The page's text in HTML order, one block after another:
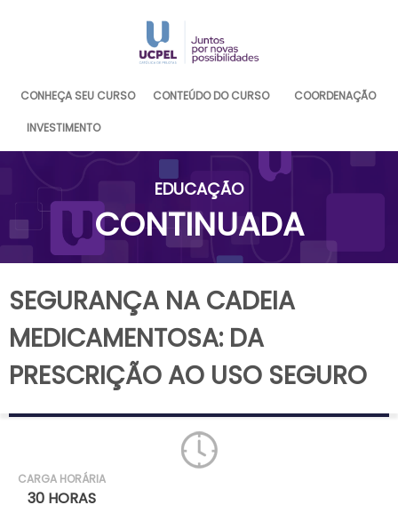
CONHEÇA SEU CURSO CONTEÚDO DO CURSO COORDENAÇÃO
INVESTIMENTO
EDUCAÇÃO
CONTINUADA
SEGURANÇA NA CADEIA
MEDICAMENTOSA: DA
PRESCRIÇÃO AO USO SEGURO
CARGA HORÁRIA
30 HORAS